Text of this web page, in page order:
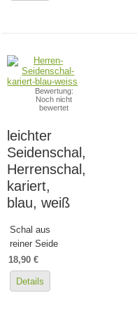
Bewertung:
Noch nicht
bewertet
leichter
Seidenschal,
Herrenschal,
kariert,
blau, weiß
Schal aus
reiner Seide
18,90 €
Details